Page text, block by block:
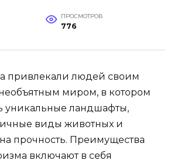
ПРОСМОТРОВ
776
привлекали людей своим
миром, в котором
уникальные ландшафты,
виды животных и
прочность. Преимущества
включают в себя